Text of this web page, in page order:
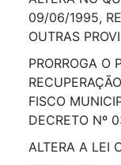
09/06/1995,
OUTRAS
PRORROGA O
FISCO
DECRETO Nº
ALTERA A LEI